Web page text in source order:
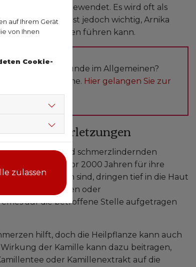
angewendet. Es wird oft als
einmassiert. Es ist jedoch wichtig, Arnika
dies zu Reizungen führen kann.
Naturheilkunde im Allgemeinen?
beraten Sie gerne. Hier gelangen Sie zur
bei Sportverletzungen
und schmerzlindernden
war schon vor 2000 Jahren für ihre
enthalten sind, dringen tief in die Haut
Verstauchungen oder
auf die betroffene Stelle aufgetragen
hilft, doch die Heilpflanze kann auch
der Kamille kann dazu beitragen,
oder Kamillenextrakt auf die
auf Ihrem Gerät
von Ihnen
Cookie-
zulassen